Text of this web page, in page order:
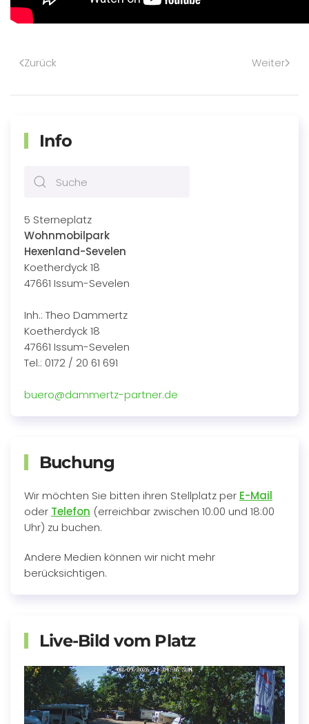
Zurück Weiter
Info
5 Sterneplatz
Wohnmobilpark
Hexenland-Sevelen
Koetherdyck 18
47661 Issum-Sevelen
Inh.: Theo Dammertz
Koetherdyck 18
47661 Issum-Sevelen
Tel.: 0172 / 20 61 691
buero@dammertz-partner.de
Buchung
Wir möchten Sie bitten ihren Stellplatz per E-Mail
oder Telefon (erreichbar zwischen 10:00 und 18:00
Uhr) zu buchen.
Andere Medien können wir nicht mehr
berücksichtigen.
Live-Bild vom Platz